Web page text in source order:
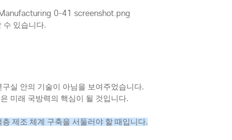
수 있습니다.
실 안의 기술이 아님을 보여주었습니다.
미래 국방력의 핵심이 될 것입니다.
제조 체계 구축을 서둘러야 할 때입니다.